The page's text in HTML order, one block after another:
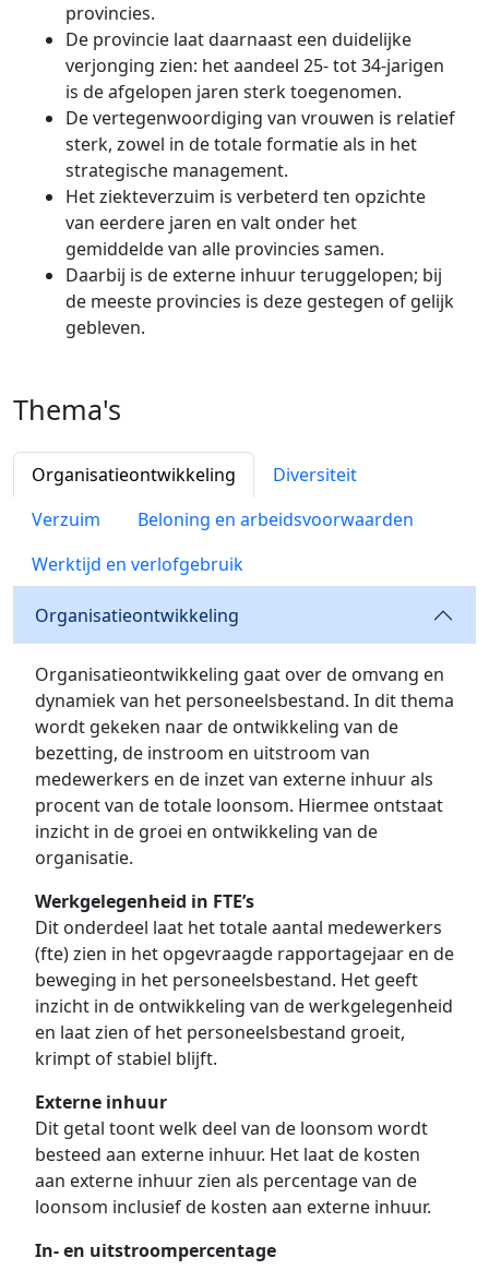
provincies.
De provincie laat daarnaast een duidelijke
verjonging zien: het aandeel 25- tot 34-jarigen
is de afgelopen jaren sterk toegenomen.
De vertegenwoordiging van vrouwen is relatief
sterk, zowel in de totale formatie als in het
strategische management.
Het ziekteverzuim is verbeterd ten opzichte
van eerdere jaren en valt onder het
gemiddelde van alle provincies samen.
Daarbij is de externe inhuur teruggelopen; bij
de meeste provincies is deze gestegen of gelijk
gebleven.
Thema's
Organisatieontwikkeling
Diversiteit
Verzuim
Beloning en arbeidsvoorwaarden
Werktijd en verlofgebruik
Organisatieontwikkeling
Organisatieontwikkeling gaat over de omvang en
dynamiek van het personeelsbestand. In dit thema
wordt gekeken naar de ontwikkeling van de
bezetting, de instroom en uitstroom van
medewerkers en de inzet van externe inhuur als
procent van de totale loonsom. Hiermee ontstaat
inzicht in de groei en ontwikkeling van de
organisatie.
Werkgelegenheid in FTE’s
Dit onderdeel laat het totale aantal medewerkers
(fte) zien in het opgevraagde rapportagejaar en de
beweging in het personeelsbestand. Het geeft
inzicht in de ontwikkeling van de werkgelegenheid
en laat zien of het personeelsbestand groeit,
krimpt of stabiel blijft.
Externe inhuur
Dit getal toont welk deel van de loonsom wordt
besteed aan externe inhuur. Het laat de kosten
aan externe inhuur zien als percentage van de
loonsom inclusief de kosten aan externe inhuur.
In- en uitstroompercentage